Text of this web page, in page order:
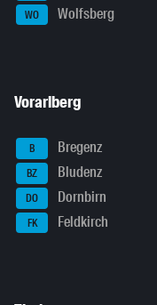
WO Wolfsberg
Vorarlberg
B Bregenz
BZ Bludenz
DO Dornbirn
FK Feldkirch